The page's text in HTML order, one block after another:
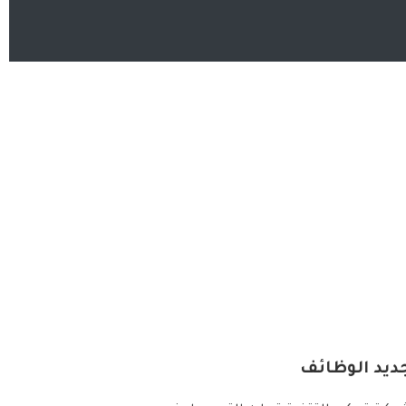
الوظائف